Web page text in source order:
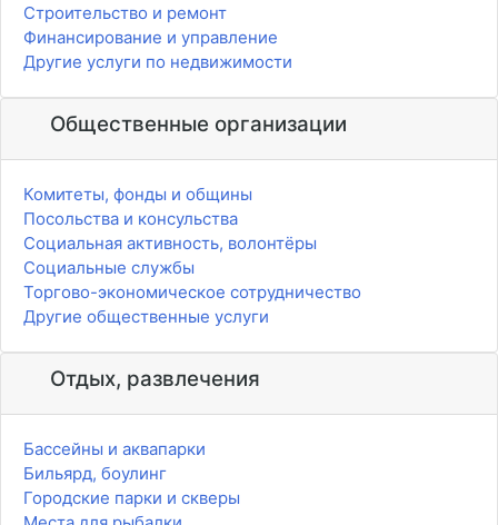
Строительство и ремонт
Финансирование и управление
Другие услуги по недвижимости
Общественные организации
Комитеты, фонды и общины
Посольства и консульства
Социальная активность, волонтёры
Социальные службы
Торгово-экономическое сотрудничество
Другие общественные услуги
Отдых, развлечения
Бассейны и аквапарки
Бильярд, боулинг
Городские парки и скверы